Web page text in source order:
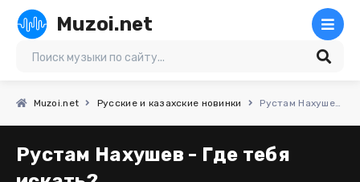
Muzoi.net
Muzoi.net Русские и казахские новинки Рустам Нахушев - Где тебя искать?
Рустам Нахушев - Где тебя